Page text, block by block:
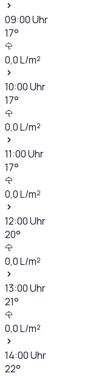
09:00Uhr
17°
0,0L/m²
10:00Uhr
17°
0,0L/m²
11:00Uhr
17°
0,0L/m²
12:00Uhr
20°
0,0L/m²
13:00Uhr
21°
0,0L/m²
14:00Uhr
22°